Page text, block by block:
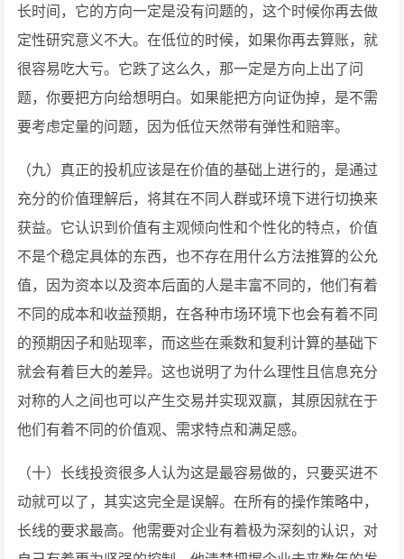
长时间，它的方向一定是没有问题的，这个时候你再去做
定性研究意义不大。在低位的时候，如果你再去算账，就
很容易吃大亏。它跌了这么久，那一定是方向上出了问
题，你要把方向给想明白。如果能把方向证伪掉，是不需
要考虑定量的问题，因为低位天然带有弹性和赔率。
（九）真正的投机应该是在价值的基础上进行的，是通过
充分的价值理解后，将其在不同人群或环境下进行切换来
获益。它认识到价值有主观倾向性和个性化的特点，价值
不是个稳定具体的东西，也不存在用什么方法推算的公允
值，因为资本以及资本后面的人是丰富不同的，他们有着
不同的成本和收益预期，在各种市场环境下也会有着不同
的预期因子和贴现率，而这些在乘数和复利计算的基础下
就会有着巨大的差异。这也说明了为什么理性且信息充分
对称的人之间也可以产生交易并实现双赢，其原因就在于
他们有着不同的价值观、需求特点和满足感。
（十）长线投资很多人认为这是最容易做的，只要买进不
动就可以了，其实这完全是误解。在所有的操作策略中，
长线的要求最高。他需要对企业有着极为深刻的认识，对